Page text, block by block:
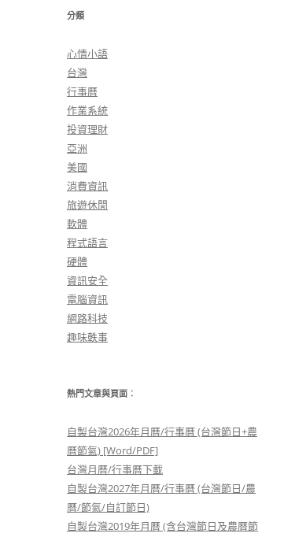
分類
心情小語
台灣
行事曆
作業系統
投資理財
亞洲
美國
消費資訊
旅遊休閒
軟體
程式語言
硬體
資訊安全
電腦資訊
網路科技
趣味軼事
熱門文章與頁面︰
自製台灣2026年月曆/行事曆 (台灣節日+農
曆節氣) [Word/PDF]
台灣月曆/行事曆下載
自製台灣2027年月曆/行事曆 (台灣節日/農
曆/節氣/自訂節日)
自製台灣2019年月曆 (含台灣節日及農曆節